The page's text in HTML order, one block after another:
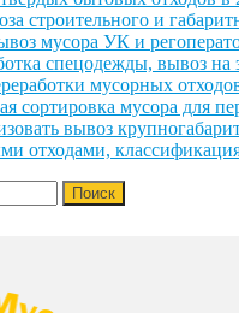
строительного и
мусора УК и
спецодежды, вывоз на
мусорных
сортировка мусора для
вывоз
отходами,